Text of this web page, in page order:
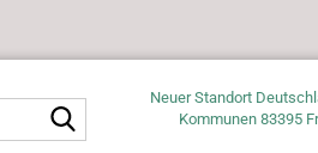
Neuer Standort
Kommunen 83395